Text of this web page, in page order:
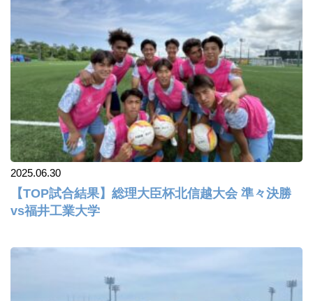
2025.06.30
【TOP試合結果】総理大臣杯北信越大会 準々決勝
vs福井工業大学